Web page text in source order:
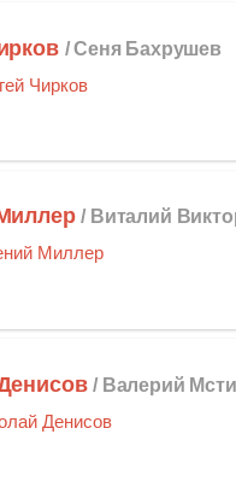
/ Сеня Бахрушев
/ Виталий
/ Валерий